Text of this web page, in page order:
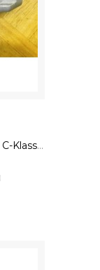
Anlasser Starter Mercedes Benz C-Klasse W204 0001115051